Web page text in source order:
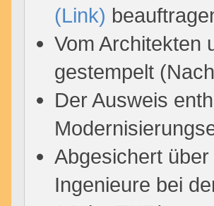
(Link)
Vom Architekten
gestempelt
Der Ausweis
Abgesichert
Ingenieure bei